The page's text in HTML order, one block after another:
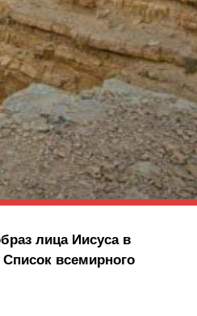
лица Иисуса в
всемирного